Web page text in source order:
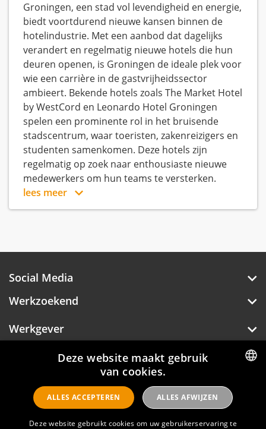
Groningen, een stad vol levendigheid en energie,
biedt voortdurend nieuwe kansen binnen de
hotelindustrie. Met een aanbod dat dagelijks
verandert en regelmatig nieuwe hotels die hun
deuren openen, is Groningen de ideale plek voor
wie een carrière in de gastvrijheidssector
ambieert. Bekende hotels zoals The Market Hotel
by WestCord en Leonardo Hotel Groningen
spelen een prominente rol in het bruisende
stadscentrum, waar toeristen, zakenreizigers en
studenten samenkomen. Deze hotels zijn
regelmatig op zoek naar enthousiaste nieuwe
medewerkers om hun teams te versterken.
lees meer
Social Media
Werkzoekend
Werkgever
Over Hotelprofessionals
Hotelprofessionals
DUTCH
ENGLISH
Deze website maakt gebruik
van cookies.
Deze website gebruikt cookies om uw gebruikerservaring te
ALLES ACCEPTEREN ALLES AFWIJZEN